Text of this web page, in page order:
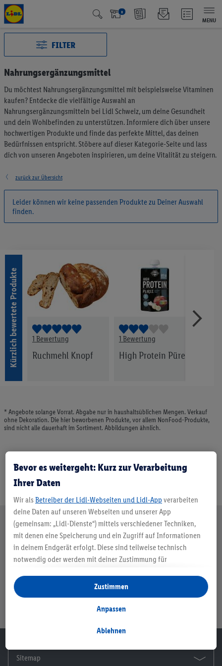
x
MENU
Nahrungsergänzungsmittel
Du möchtest Nahrungsergänzungsmittel mit beispielsweise Vitaminen
kaufen? Entdecke die vielfältige Auswahl an
Nahrungsergänzungsmitteln bei Lidl Schweiz, um deine Gesundheit
und dein Wohlbefinden zu unterstützen. Informiere dich über unsere
hochwertigen Produkte und finde das perfekte Mittel, das deinen
Bedürfnissen entspricht. Stöbere auf dieser Kategorie-Seite und lass
dich von unseren Angeboten inspirieren, um deine Vitalität zu steigern.
zurück zur Übersicht
Leider können wir keine passenden Produkte zu Deiner Auswahl
finden.
FILTER
Alle Kategorien 3010
Aktuelle Aktionen 136
Qualité Suisse 440
Fairtrade 40
Testsieger 66
Vegan & Vegetarisch 6
Brot & Backwaren
Müesli & Brotaufstrich 56
Kaffee & Tee 73
Milchprodukte & Eier
47
Gewürze & Öle 135
Konserven 106
Tiefkühlprodukte
219
Süssigkeiten & Snacks
Alkoholfreie Getränke
36
Wein & Sekt
Spirituosen & Liköre 51
Kosmetik & Pflege
Tabakwaren 23
Pflanzliche Proteine 9
Kürzlich bewertete Produkte 1 Bewertung
Ruchmehl Knopf
1 Bewertung
High Protein Püree
* Angebote solange Vorrat. Abgabe nur in haushaltsüblichen Mengen. Verkauf
ohne Dekoration. Die hier beworbenen Produkte, vor allem NonFood-Produkte,
sind nicht alle dauerhaft im Sortiment. Abbildungen ähnlich.
Unternehmen Karriere
Service & Hilfe
Sitemap
Bevor es weitergeht: Kurz zur Verarbeitung
Ihrer Daten
Wir als Betreiber der Lidl-Webseiten und Lidl-App verarbeiten
deine Daten auf unseren Webseiten und unserer App
(gemeinsam: „Lidl-Dienste“) mittels verschiedener Techniken,
mit denen eine Speicherung und ein Zugriff auf Informationen
in deinem Endgerät erfolgt. Diese sind teilweise technisch
notwendig oder werden mit deiner Zustimmung für
personalisierte Werbung innerhalb und außerhalb der Lidl-
Dienste verwendet. Sofern du Teilnehmer des Lidl Plus-
Programms bist, werden für diese Zwecke auch Daten aus
Unter „Anpassen“ kannst du einzelne Verwendungszwecke
finden.
Ablehnen
Anpassen
Zustimmen